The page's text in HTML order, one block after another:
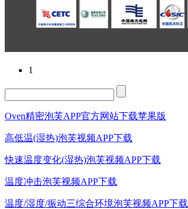
1
Oven精密泡芙APP官方网站下载苹果版
高低温(湿热)泡芙视频APP下载
快速温度变化(湿热)泡芙视频APP下载
温度冲击泡芙视频APP下载
温度/湿度/振动三综合环境泡芙视频APP下载